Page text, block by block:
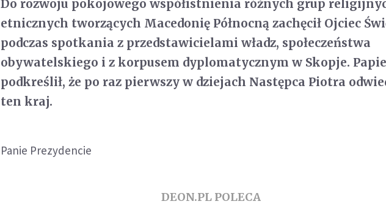
Do rozwoju pokojowego współistnienia różnych grup
etnicznych tworzących Macedonię Północną zachęcił Ojciec
podczas spotkania z przedstawicielami władz, społeczeństwa
obywatelskiego i z korpusem dyplomatycznym w Skopje.
podkreślił, że po raz pierwszy w dziejach Następca Piotra
ten kraj.
Panie Prezydencie
DEON.PL POLECA